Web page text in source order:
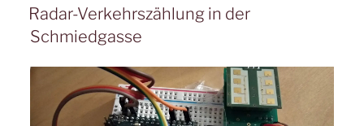
AM
Radar-Verkehrszählung in der
Schmiedgasse